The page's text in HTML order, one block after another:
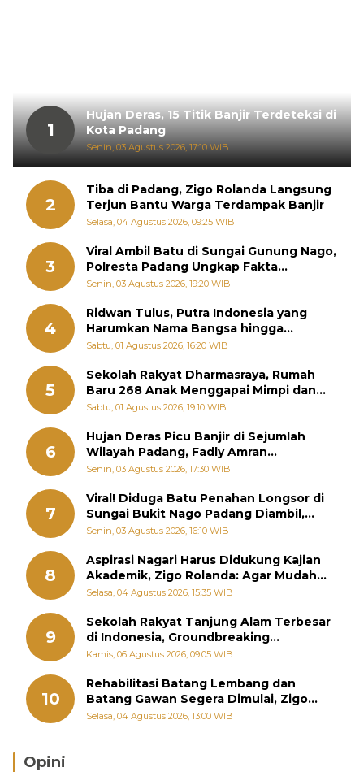
1
Hujan Deras, 15 Titik Banjir Terdeteksi di
Kota Padang
Senin, 03 Agustus 2026, 17:10 WIB
2
Tiba di Padang, Zigo Rolanda Langsung
Terjun Bantu Warga Terdampak Banjir
Selasa, 04 Agustus 2026, 09:25 WIB
3
Viral Ambil Batu di Sungai Gunung Nago,
Polresta Padang Ungkap Fakta
Sebenarnya
Senin, 03 Agustus 2026, 19:20 WIB
4
Ridwan Tulus, Putra Indonesia yang
Harumkan Nama Bangsa hingga
Diabadikan dalam Buku Jepang
Sabtu, 01 Agustus 2026, 16:20 WIB
5
Sekolah Rakyat Dharmasraya, Rumah
Baru 268 Anak Menggapai Mimpi dan
Memutus Rantai Kemiskinan
Sabtu, 01 Agustus 2026, 19:10 WIB
6
Hujan Deras Picu Banjir di Sejumlah
Wilayah Padang, Fadly Amran
Perintahkan OPD Siaga
Senin, 03 Agustus 2026, 17:30 WIB
7
Viral! Diduga Batu Penahan Longsor di
Sungai Bukit Nago Padang Diambil,
Warga Khawatir Bencana Terulang
Senin, 03 Agustus 2026, 16:10 WIB
8
Aspirasi Nagari Harus Didukung Kajian
Akademik, Zigo Rolanda: Agar Mudah
Diperjuangkan di Kementerian
Selasa, 04 Agustus 2026, 15:35 WIB
9
Sekolah Rakyat Tanjung Alam Terbesar
di Indonesia, Groundbreaking
September
Kamis, 06 Agustus 2026, 09:05 WIB
10
Rehabilitasi Batang Lembang dan
Batang Gawan Segera Dimulai, Zigo
Rolanda Pastikan Proyek Berjalan
Selasa, 04 Agustus 2026, 13:00 WIB
Opini